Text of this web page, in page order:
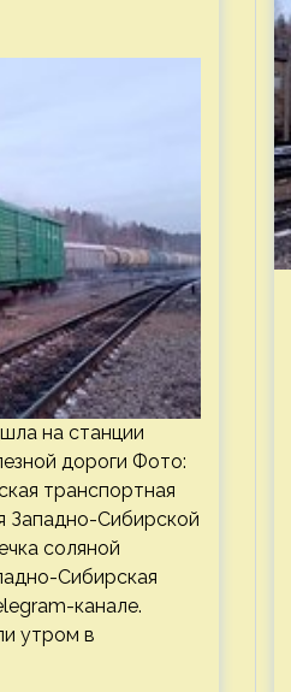
на станции
дороги Фото:
транспортная
Западно-Сибирской
соляной
Сибирская
канале.
утром в